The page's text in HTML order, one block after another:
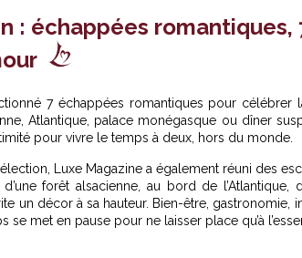
: échappées romantiques,
7 échappées romantiques pour
Atlantique, palace monégasque ou dîner
pour vivre le temps à deux, hors du monde.
Luxe Magazine a également réuni des
forêt alsacienne, au bord de
un décor à sa hauteur. Bien-être,
se met en pause pour ne laisser place qu’à